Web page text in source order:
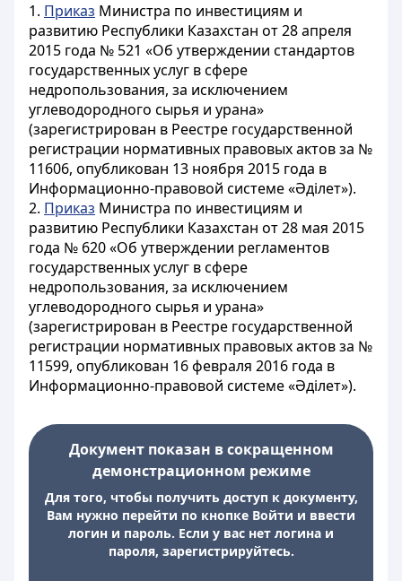
1. Приказ Министра по инвестициям и
развитию Республики Казахстан от 28 апреля
2015 года № 521 «Об утверждении стандартов
государственных услуг в сфере
недропользования, за исключением
углеводородного сырья и урана»
(зарегистрирован в Реестре государственной
регистрации нормативных правовых актов за №
11606, опубликован 13 ноября 2015 года в
Информационно-правовой системе «Әділет»).
2. Приказ Министра по инвестициям и
развитию Республики Казахстан от 28 мая 2015
года № 620 «Об утверждении регламентов
государственных услуг в сфере
недропользования, за исключением
углеводородного сырья и урана»
(зарегистрирован в Реестре государственной
регистрации нормативных правовых актов за №
11599, опубликован 16 февраля 2016 года в
Информационно-правовой системе «Әділет»).
Документ показан в сокращенном
демонстрационном режиме
Для того, чтобы получить доступ к документу,
Вам нужно перейти по кнопке Войти и ввести
логин и пароль. Если у вас нет логина и
пароля, зарегистрируйтесь.